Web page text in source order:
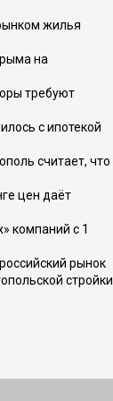
жилья
на
требуют
с ипотекой
считает, что
цен даёт
компаний с 1
рынок
стройки